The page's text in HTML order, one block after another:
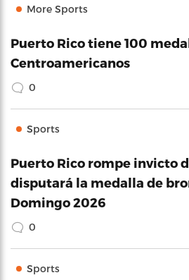
More Sports
Puerto Rico tiene 100
Centroamericanos
0
Sports
Puerto Rico rompe invicto
disputará la medalla de
Domingo 2026
0
Sports